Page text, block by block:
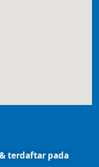
& terdaftar pada